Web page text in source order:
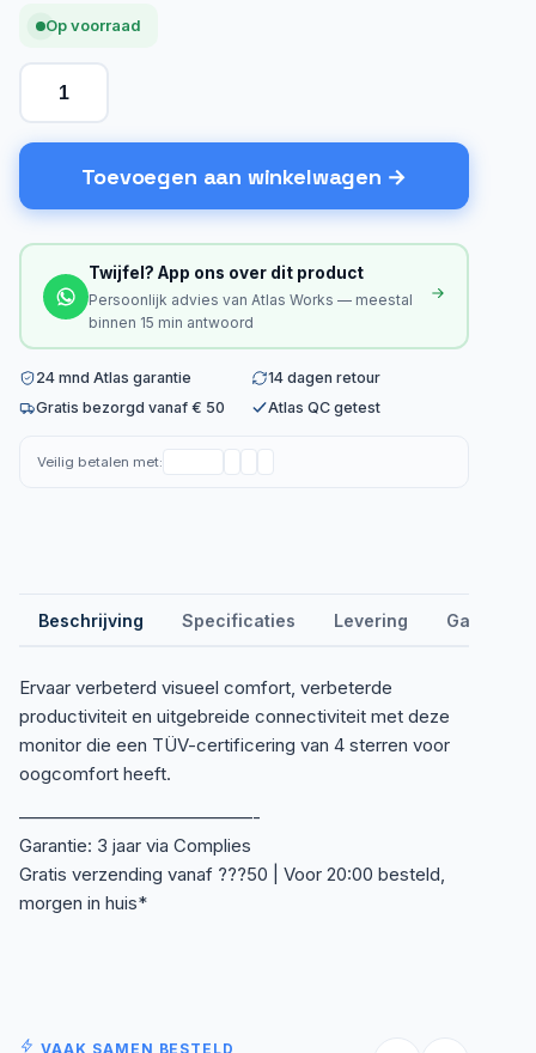
Op voorraad
Toevoegen aan winkelwagen
Twijfel? App ons over dit product
Persoonlijk advies van Atlas Works — meestal
binnen 15 min antwoord
24 mnd Atlas garantie
14 dagen retour
Gratis bezorgd vanaf € 50
Atlas QC getest
Veilig betalen met:
Beschrijving Specificaties Levering Garantie
Ervaar verbeterd visueel comfort, verbeterde
productiviteit en uitgebreide connectiviteit met deze
monitor die een TÜV-certificering van 4 sterren voor
oogcomfort heeft.
—————————————-
Garantie: 3 jaar via Complies
Gratis verzending vanaf ???50 | Voor 20:00 besteld,
morgen in huis*
VAAK SAMEN BESTELD